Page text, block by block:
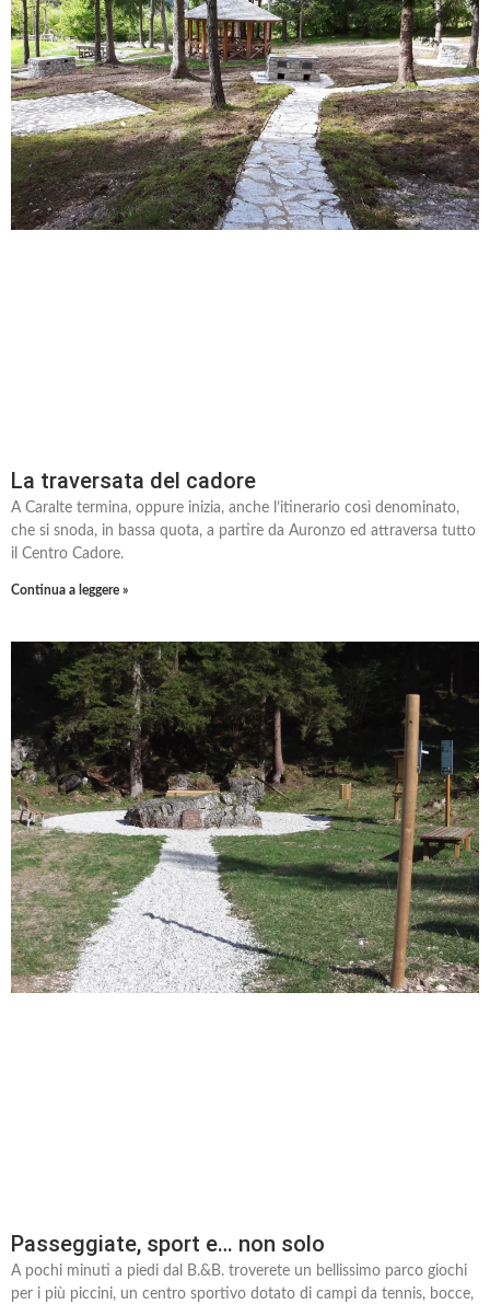
La traversata del cadore
A Caralte termina, oppure inizia, anche l’itinerario così denominato,
che si snoda, in bassa quota, a partire da Auronzo ed attraversa tutto
il Centro Cadore.
Continua a leggere »
Passeggiate, sport e… non solo
A pochi minuti a piedi dal B.&B. troverete un bellissimo parco giochi
per i più piccini, un centro sportivo dotato di campi da tennis, bocce,